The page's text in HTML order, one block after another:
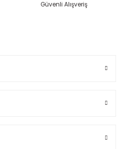
Güvenli Alışveriş